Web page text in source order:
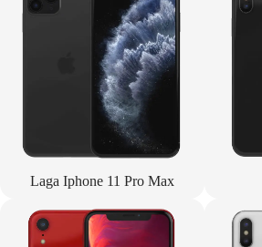
Laga Iphone 11 Pro Max